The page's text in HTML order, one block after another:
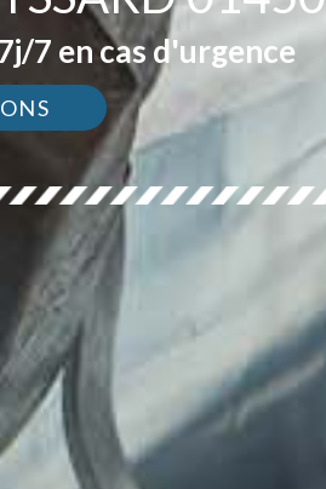
7 en cas d'urgence